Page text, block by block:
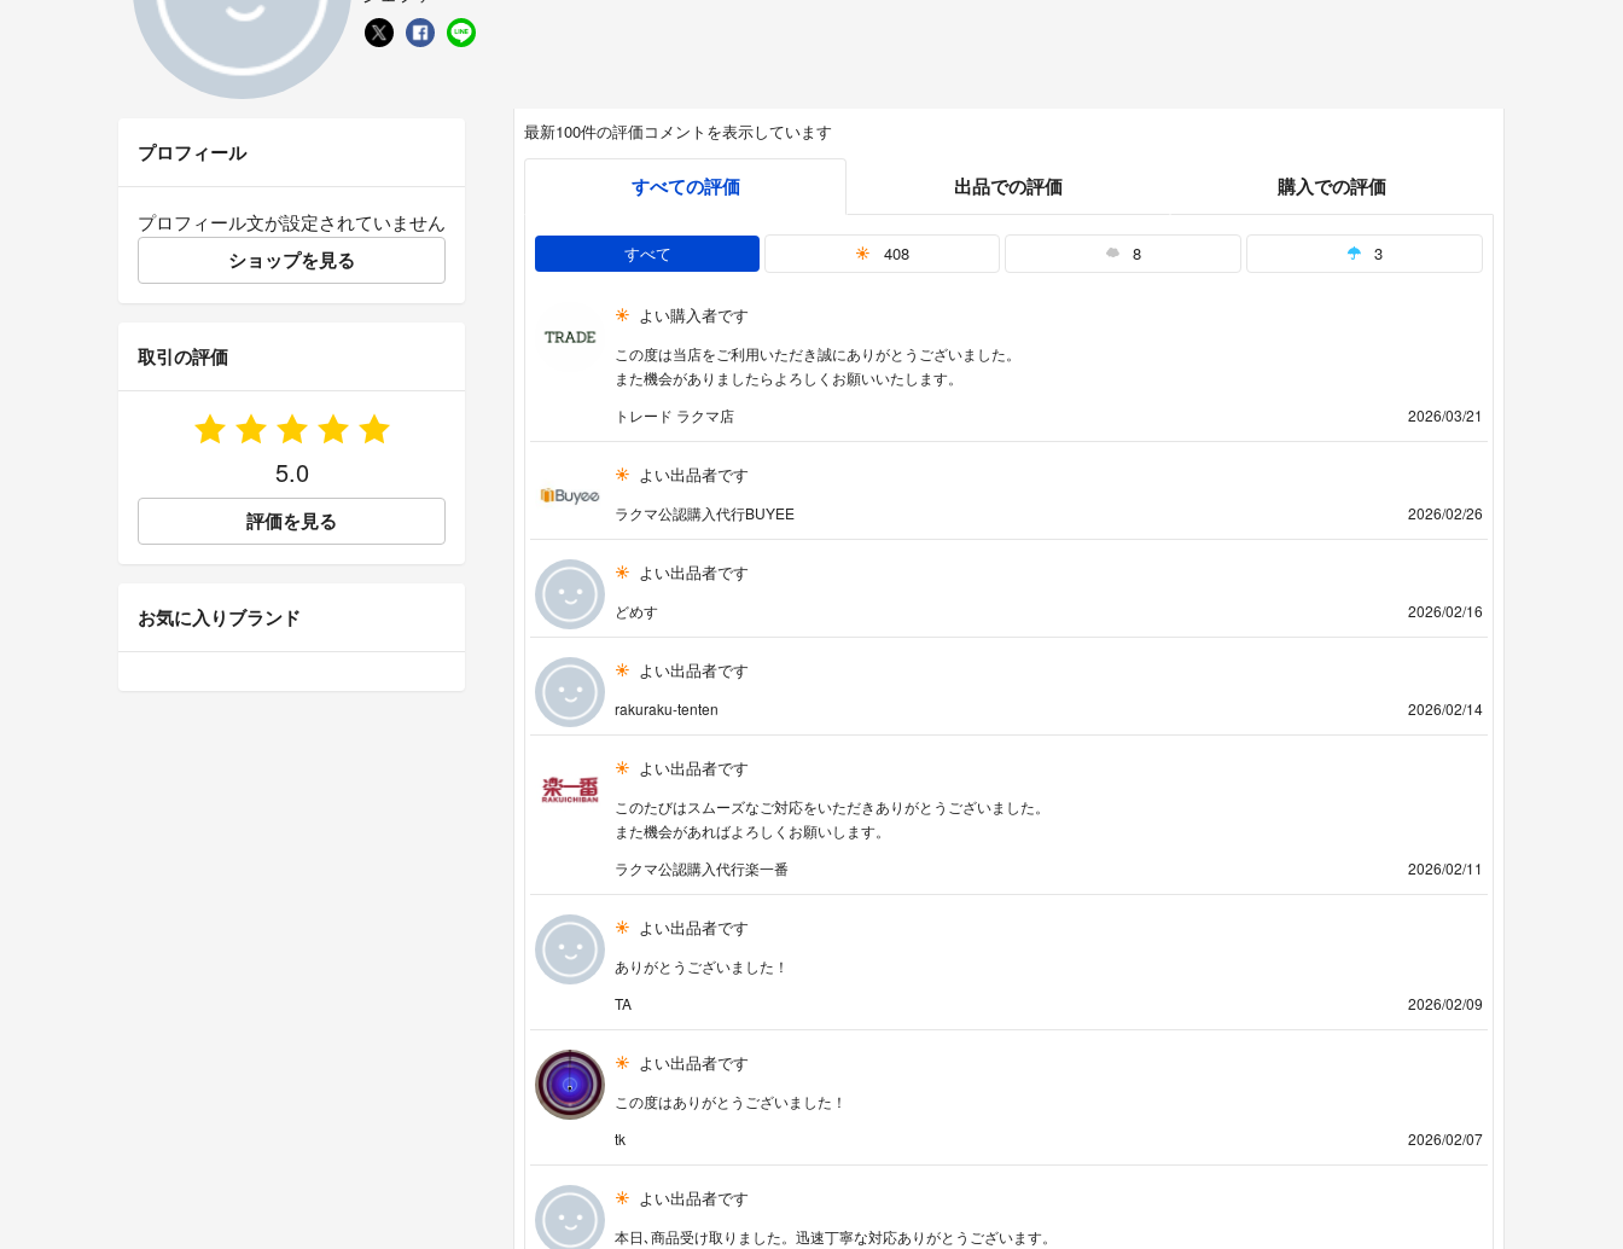
最新100件の評価コメントを表示しています
すべての評価 出品での評価 購入での評価
すべて 408 8 3
よい購入者です
この度は当店をご利用いただき誠にありがとうございました。
また機会がありましたらよろしくお願いいたします。
トレード ラクマ店
2026/03/21
よい出品者です
ラクマ公認購入代行BUYEE 2026/02/26
よい出品者です
どめす 2026/02/16
よい出品者です
rakuraku-tenten 2026/02/14
よい出品者です
このたびはスムーズなご対応をいただきありがとうございました。
また機会があればよろしくお願いします。
ラクマ公認購入代行楽一番
2026/02/11
よい出品者です
ありがとうございました！
TA
2026/02/09
よい出品者です
この度はありがとうございました！
tk
2026/02/07
よい出品者です
本日､商品受け取りました。迅速丁寧な対応ありがとうございます。
プロフィール
プロフィール文が設定されていません
ショップを見る
取引の評価
5.0
評価を見る
お気に入りブランド